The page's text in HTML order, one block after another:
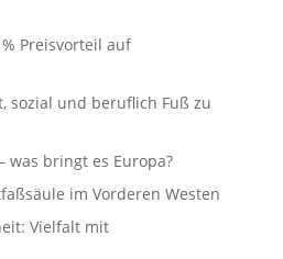
Preisvorteil auf
sozial und beruflich Fuß zu
was bringt es Europa?
im Vorderen Westen
Vielfalt mit